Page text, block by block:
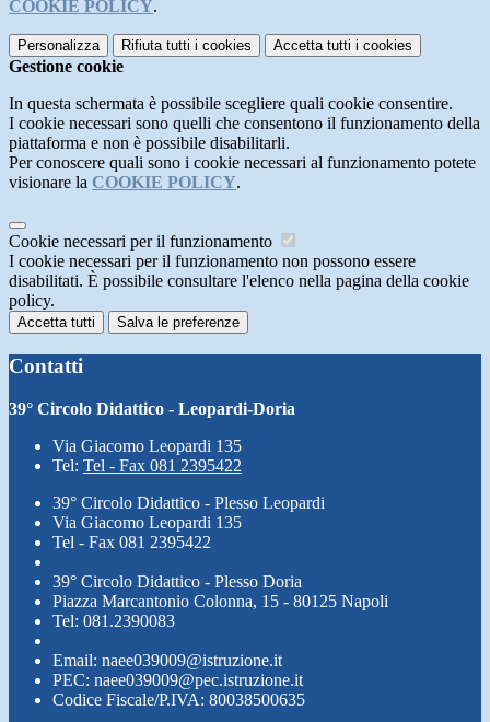
COOKIE POLICY.
Personalizza Rifiuta tutti i cookies Accetta tutti i cookies
Gestione cookie
In questa schermata è possibile scegliere quali cookie consentire.
I cookie necessari sono quelli che consentono il funzionamento della
piattaforma e non è possibile disabilitarli.
Per conoscere quali sono i cookie necessari al funzionamento potete
visionare la COOKIE POLICY.
Cookie necessari per il funzionamento
I cookie necessari per il funzionamento non possono essere
disabilitati. È possibile consultare l'elenco nella pagina della cookie
policy.
Accetta tutti Salva le preferenze
Contatti
39° Circolo Didattico - Leopardi-Doria
Via Giacomo Leopardi 135
Tel: Tel - Fax 081 2395422
39° Circolo Didattico - Plesso Leopardi
Via Giacomo Leopardi 135
Tel - Fax 081 2395422
39° Circolo Didattico - Plesso Doria
Piazza Marcantonio Colonna, 15 - 80125 Napoli
Tel: 081.2390083
Email: naee039009@istruzione.it
PEC: naee039009@pec.istruzione.it
Codice Fiscale/P.IVA: 80038500635